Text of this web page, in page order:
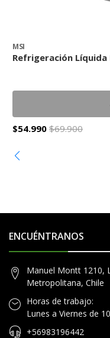
MSI
Refrigeración Líquida
$54.990 $69.900
ENCUÉNTRANOS
Manuel Montt 1210,
Metropolitana, Chile
Horas de trabajo:
Lunes a Viernes de
+56983196442